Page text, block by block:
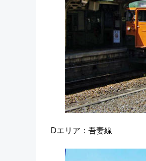
Dエリア：吾妻線